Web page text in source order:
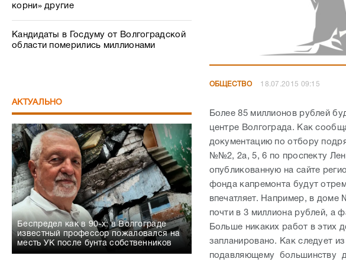
корни» другие
Кандидаты в Госдуму от Волгоградской
области померились миллионами
АКТУАЛЬНО
Беспредел как в 90-х: в Волгограде
известный профессор пожаловался на
месть УК после бунта собственников
ОБЩЕСТВО 18.07.2015 09:15
Более 85 миллионов рублей
центре Волгограда. Как
документацию по отбору
№№2, 2а, 5, 6 по проспекту
опубликованную на сайте
фонда капремонта будут
впечатляет. Например, в
почти в 3 миллиона рублей, а
Больше никаких работ в этих
запланировано. Как следует
подавляющему большинству